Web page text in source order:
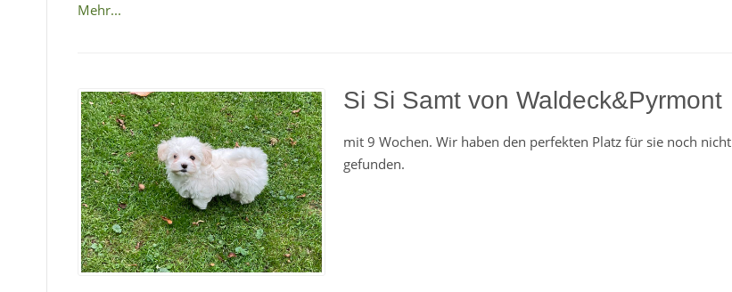
Mehr...
Si Si Samt von Waldeck&Pyrmont
mit 9 Wochen. Wir haben den perfekten Platz für sie noch nicht
gefunden.